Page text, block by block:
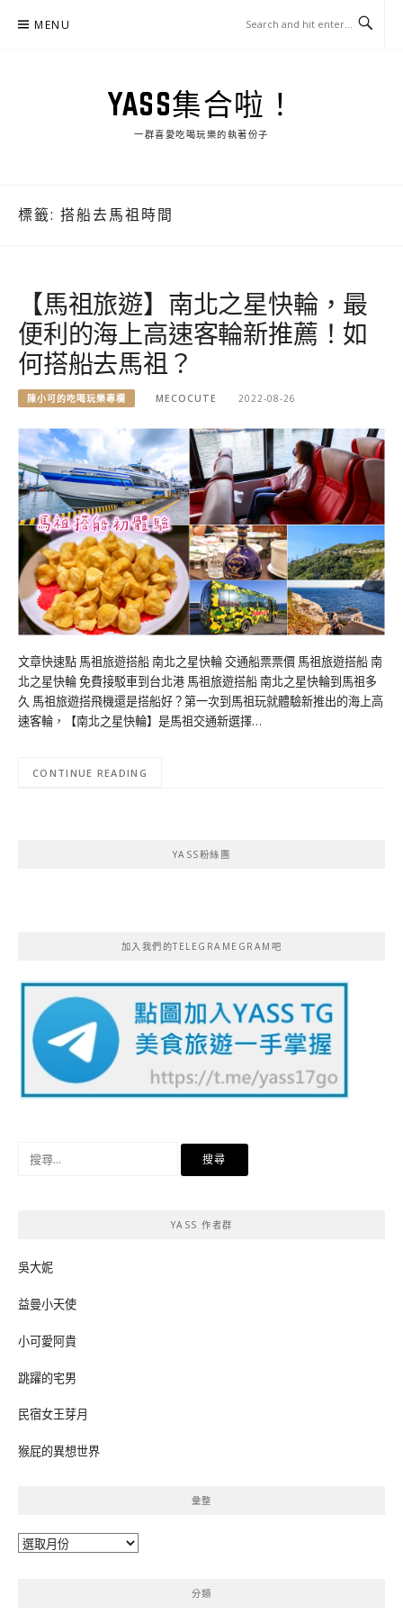
MENU
YASS集合啦！
一群喜愛吃喝玩樂的執著份子
標籤: 搭船去馬祖時間
【馬祖旅遊】南北之星快輪，最
便利的海上高速客輪新推薦！如
何搭船去馬祖？
陳小可的吃喝玩樂專欄 MECOCUTE 2022-08-26
文章快速點 馬祖旅遊搭船 南北之星快輪 交通船票票價 馬祖旅遊搭船 南
北之星快輪 免費接駁車到台北港 馬祖旅遊搭船 南北之星快輪到馬祖多
久 馬祖旅遊搭飛機還是搭船好？第一次到馬祖玩就體驗新推出的海上高
速客輪，【南北之星快輪】是馬祖交通新選擇…
CONTINUE READING
YASS粉絲團
加入我們的TELEGRAMEGRAM吧
YASS 作者群
吳大妮
益曼小天使
小可愛阿貴
跳躍的宅男
民宿女王芽月
猴屁的異想世界
彙整
彙
分類